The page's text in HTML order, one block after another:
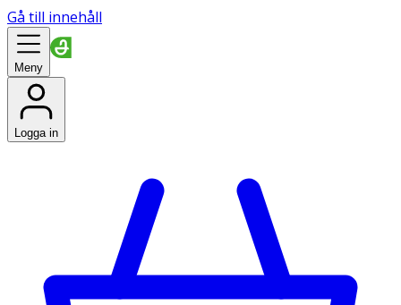
Gå till innehåll
Meny
Logga in